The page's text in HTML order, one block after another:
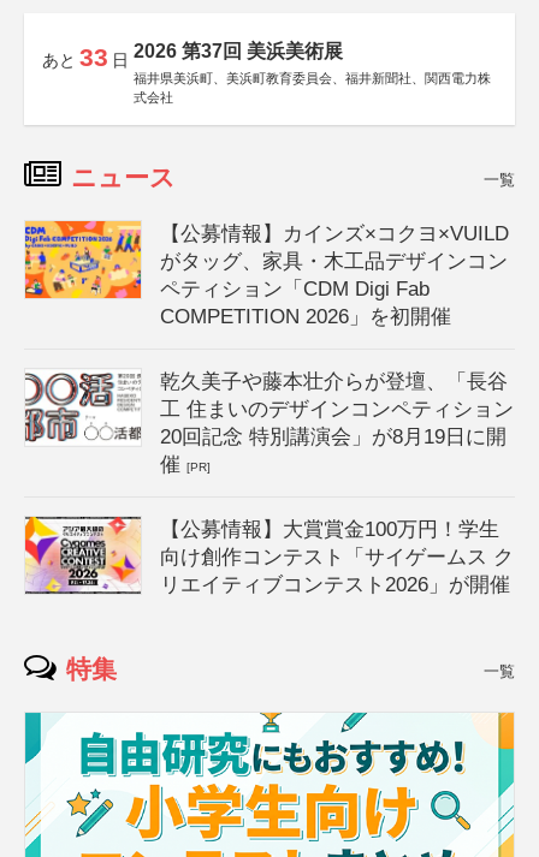
あと 33 日 2026 第37回 美浜美術展
福井県美浜町、美浜町教育委員会、福井新聞社、関西電力株
式会社
ニュース 一覧
【公募情報】カインズ×コクヨ×VUILD
がタッグ、家具・木工品デザインコン
ペティション「CDM Digi Fab
COMPETITION 2026」を初開催
乾久美子や藤本壮介らが登壇、「長谷
工 住まいのデザインコンペティション
20回記念 特別講演会」が8月19日に開
催[PR]
【公募情報】大賞賞金100万円！学生
向け創作コンテスト「サイゲームス ク
リエイティブコンテスト2026」が開催
特集 一覧